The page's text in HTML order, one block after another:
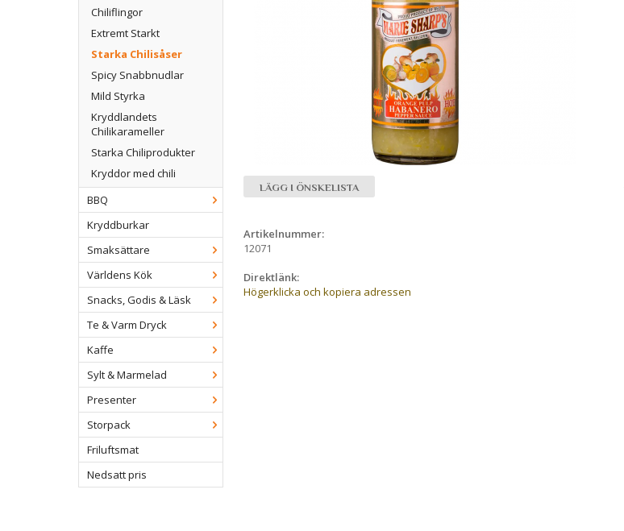
Chiliflingor
Extremt Starkt
Starka Chilisåser
Spicy Snabbnudlar
Mild Styrka
Kryddlandets
Chilikarameller
Starka Chiliprodukter
Kryddor med chili
BBQ
Kryddburkar
Smaksättare
Världens Kök
Snacks, Godis & Läsk
Te & Varm Dryck
Kaffe
Sylt & Marmelad
Presenter
Storpack
Friluftsmat
Nedsatt pris
LÄGG I ÖNSKELISTA
Artikelnummer:
12071
Direktlänk:
Högerklicka och kopiera adressen